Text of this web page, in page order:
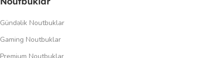
Gündəlik Noutbuklar
Gaming Noutbuklar